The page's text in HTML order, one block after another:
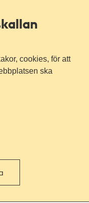
cookies, för att
ska